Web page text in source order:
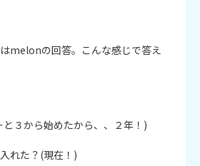
melonの回答。こんな感じで答え
３から始めたから、、２年！)
れた？(現在！)